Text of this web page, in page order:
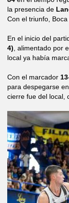
la presencia de
Con el triunfo,
En el inicio del
4) , alimentado por
local ya había
Con el marcador
para despegarse
cierre fue del local,